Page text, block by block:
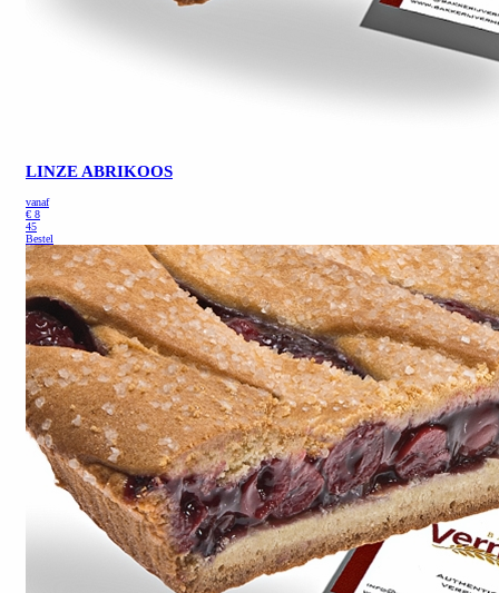
LINZE ABRIKOOS
vanaf
€ 8
45
Bestel